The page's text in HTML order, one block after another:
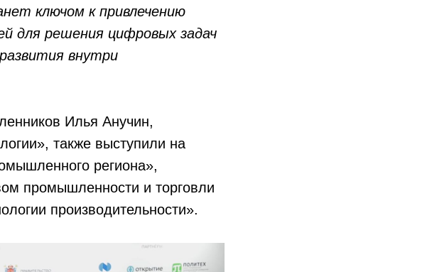
ключом к привлечению
для решения цифровых задач
внутри
Илья Анучин,
также выступили на
региона»,
промышленности и торговли
производительности».